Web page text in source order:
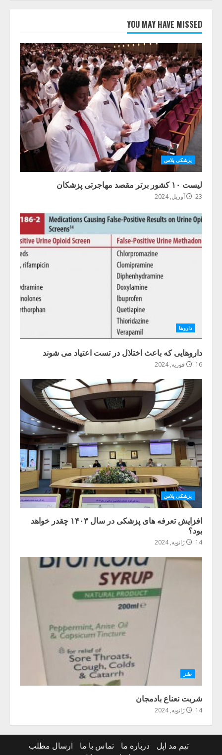
YOU MAY HAVE MISSED
پزشکی پلاس
لیست ۱۰ کشور برتر مقصد مهاجرتی پزشکان
23 آوریل, 2024
داروها
داروهایی که باعث اختلال در تست اعتیاد می شوند
16 فوریه, 2024
پزشکی پلاس
افزایش تعرفه های پزشکی در سال ۱۴۰۳ چقدر خواهد
بود؟
14 ژانویه, 2024
طنز
شربت نعناع بادمجان
14 ژانویه, 2024
تیم مد اپل درباره ما تماس با ما
ارسال مطلب